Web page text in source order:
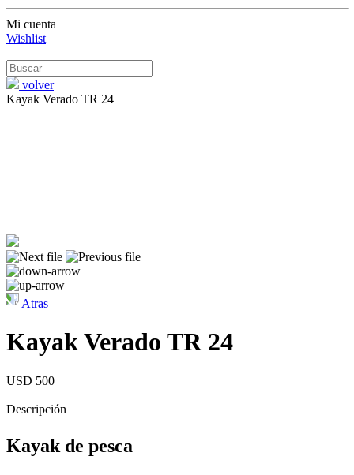
Mi cuenta
Wishlist
volver
Kayak Verado TR 24
Atras
Kayak Verado TR 24
USD 500
Descripción
Kayak de pesca